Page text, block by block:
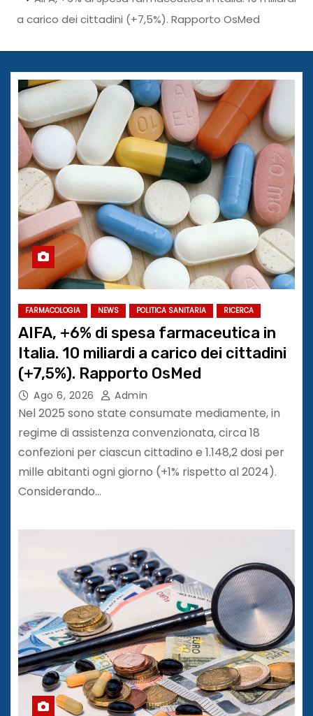
a carico dei cittadini (+7,5%). Rapporto OsMed
FARMACOLOGIA NEWS POLITICA SANITARIA RICERCA
AIFA, +6% di spesa farmaceutica in
Italia. 10 miliardi a carico dei cittadini
(+7,5%). Rapporto OsMed
Ago 6, 2026 Admin
Nel 2025 sono state consumate mediamente, in
regime di assistenza convenzionata, circa 18
confezioni per ciascun cittadino e 1.148,2 dosi per
mille abitanti ogni giorno (+1% rispetto al 2024).
Considerando…